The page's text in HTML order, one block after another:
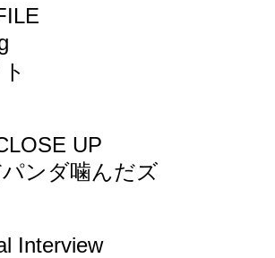
UP
ンダ噛んだズ
Interview